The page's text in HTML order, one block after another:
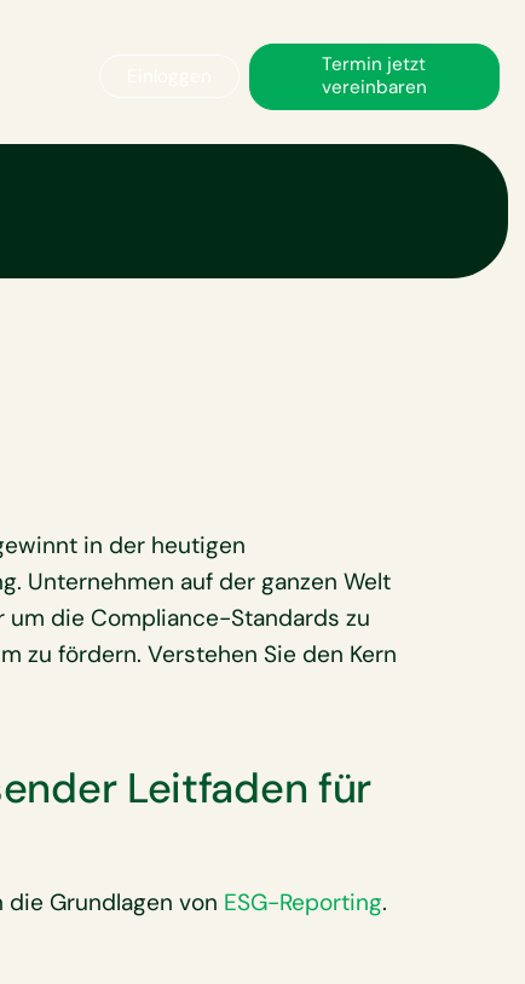
Termin jetzt
vereinbaren
in der heutigen
Unternehmen auf der ganzen Welt
um die Compliance-Standards zu
zu fördern. Verstehen Sie den Kern
Leitfaden für
Grundlagen von ESG-Reporting.